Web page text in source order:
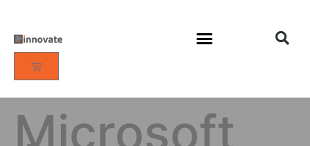
Microsoft